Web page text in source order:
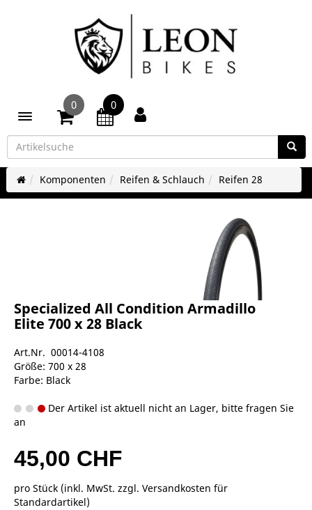
Toggle navigation
0 0
Komponenten Reifen & Schlauch Reifen 28
Specialized All Condition Armadillo
Elite 700 x 28 Black
Art.Nr. 00014-4108
Größe: 700 x 28
Farbe: Black
Der Artikel ist aktuell nicht an Lager, bitte fragen Sie
an
45,00 CHF
pro Stück (inkl. MwSt. zzgl. Versandkosten für
Standardartikel)